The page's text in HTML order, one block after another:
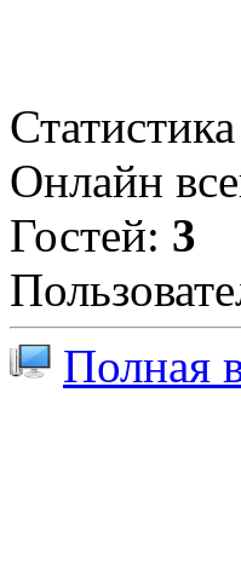
Статистика
Онлайн
Гостей: 3
Полная